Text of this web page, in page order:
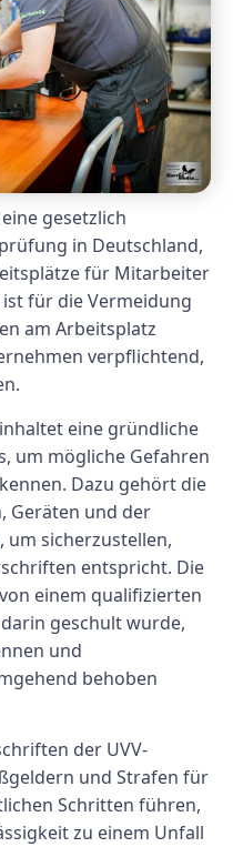
gesetzlich
in Deutschland,
für Mitarbeiter
für die Vermeidung
am Arbeitsplatz
verpflichtend,
eine gründliche
um mögliche Gefahren
Dazu gehört die
Geräten und der
um sicherzustellen,
entspricht. Die
einem qualifizierten
geschult wurde,
und
behoben
der UVV-
und Strafen für
Schritten führen,
zu einem Unfall